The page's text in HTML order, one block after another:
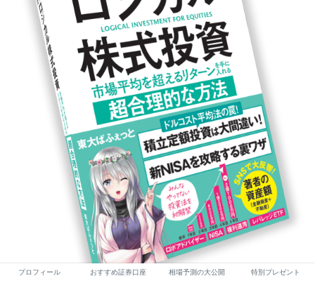
プロフィール おすすめ証券口座 相場予測の大公開 特別プレゼント